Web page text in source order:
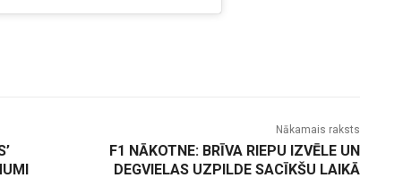
Nākamais raksts
F1 NĀKOTNE: BRĪVA RIEPU IZVĒLE UN
DEGVIELAS UZPILDE SACĪKŠU LAIKĀ